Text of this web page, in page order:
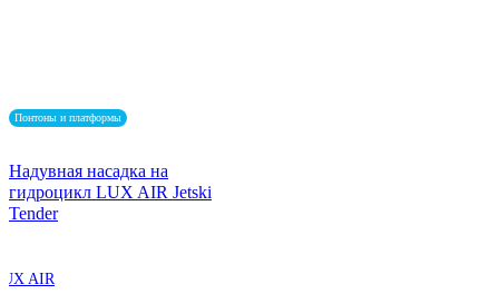
Понтоны и платформы
Надувная насадка на
гидроцикл LUX AIR Jetski
Tender
AIR